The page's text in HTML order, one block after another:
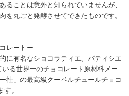
ることは意外と知られていませんが、
を丸ごと発酵させてできたものです。
レートー
に有名なショコラティエ、パティシエ
る世界一のチョコレート原材料メー
社」の最高級クーベルチュールチョコ
。